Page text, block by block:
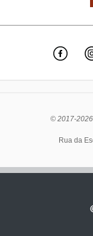
© 2017-2026
Rua da